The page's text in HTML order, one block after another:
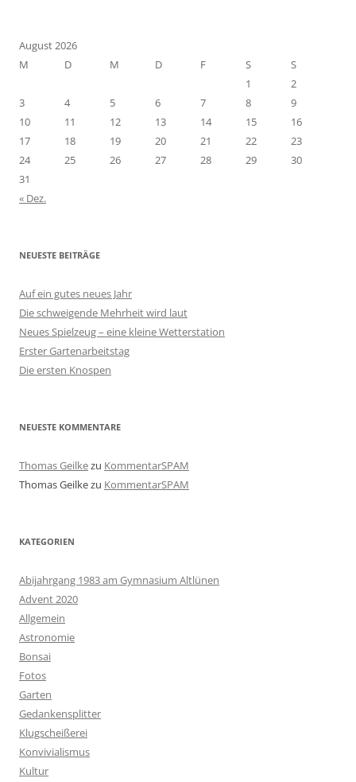
August 2026
M
D M D F S
S
1
2
3
4 5 6 7 8
9
10
11 12 13 14 15
16
17
18 19 20 21 22
23
24
25 26 27 28 29
30
31
« Dez.
NEUESTE BEITRÄGE
Auf ein gutes neues Jahr
Die schweigende Mehrheit wird laut
Neues Spielzeug – eine kleine Wetterstation
Erster Gartenarbeitstag
Die ersten Knospen
NEUESTE KOMMENTARE
Thomas Geilkezu KommentarSPAM
Thomas Geilkezu KommentarSPAM
KATEGORIEN
Abijahrgang 1983 am Gymnasium Altlünen
Advent 2020
Allgemein
Astronomie
Bonsai
Fotos
Garten
Gedankensplitter
Klugscheißerei
Konvivialismus
Kultur